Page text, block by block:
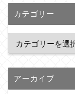
カテゴリー
アーカイブ